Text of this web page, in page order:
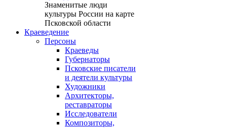
Знаменитые люди
культуры России на карте
Псковской области
Краеведение
Персоны
Краеведы
Губернаторы
Псковские писатели
и деятели культуры
Художники
Архитекторы,
реставраторы
Исследователи
Композиторы,